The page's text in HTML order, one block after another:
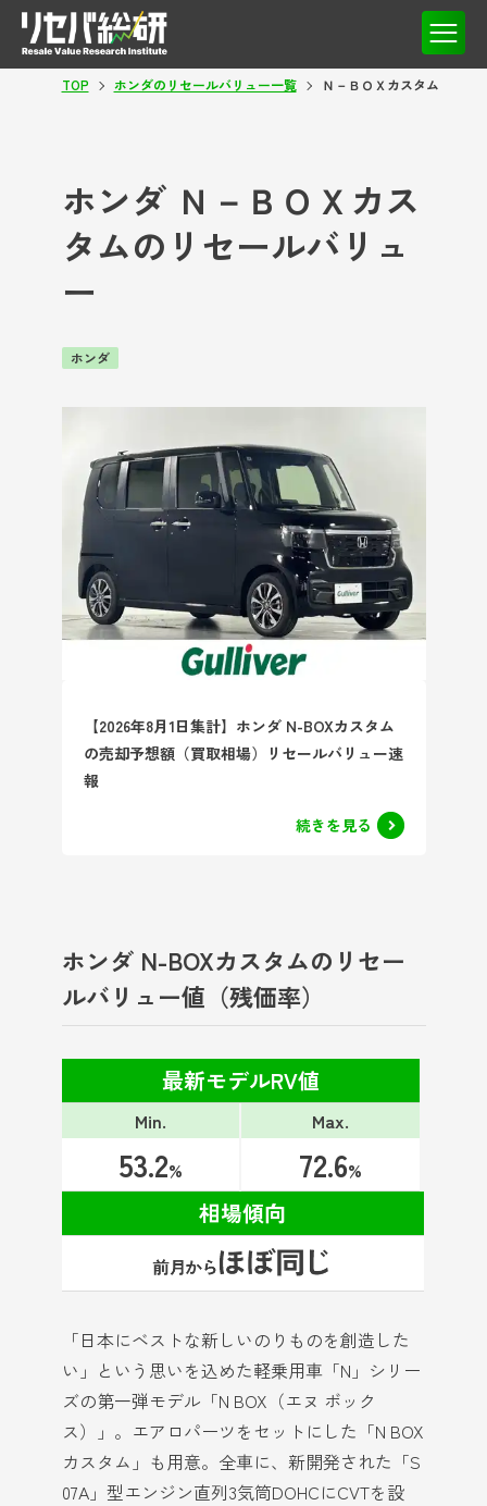
TOP ホンダのリセールバリュー一覧 Ｎ－ＢＯＸカスタム
ホンダ Ｎ－ＢＯＸカス
タムのリセールバリュ
ー
ホンダ
【2026年8月1日集計】ホンダ N-BOXカスタム
の売却予想額（買取相場）リセールバリュー速
報
続きを見る
ホンダ N-BOXカスタムのリセー
ルバリュー値（残価率）
最新モデルRV値
Min.
53.2%
Max.
72.6%
相場傾向
「日本にベストな新しいのりものを創造した
い」という思いを込めた軽乗用車「N」シリー
ズの第一弾モデル「N BOX（エヌ ボック
ス）」。エアロパーツをセットにした「N BOX
カスタム」も用意。全車に、新開発された「S
07A」型エンジン直列3気筒DOHCにCVTを設